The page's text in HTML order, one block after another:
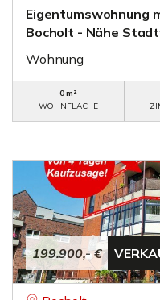
Eigentumswohnung
Bocholt - Nähe
Wohnung
0 m²
WOHNFLÄCHE
199.900,- €